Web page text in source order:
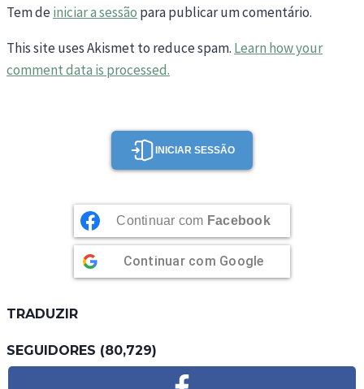
Tem deiniciar a sessão para publicar um comentário.
This site uses Akismet to reduce spam. Learn how your
comment data is processed.
INICIAR SESSÃO
Continuar com Facebook
Continuar com Google
TRADUZIR
SEGUIDORES (80,729)